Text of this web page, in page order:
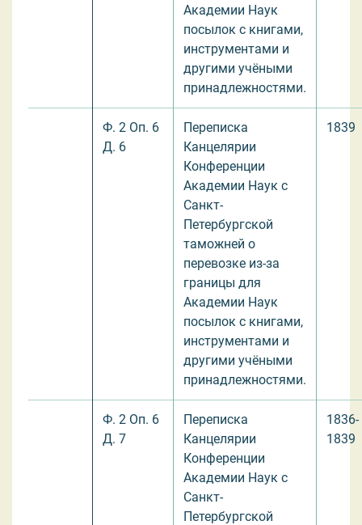
Академии Наук
посылок с книгами,
инструментами и
другими учёными
принадлежностями.
Ф. 2 Оп. 6
Д. 6
Переписка
Канцелярии
Конференции
Академии Наук с
Санкт-
Петербургской
таможней о
перевозке из-за
границы для
Академии Наук
посылок с книгами,
инструментами и
другими учёными
принадлежностями.
1839
Ф. 2 Оп. 6
Д. 7
Переписка
Канцелярии
Конференции
Академии Наук с
Санкт-
Петербургской
1836-
1839